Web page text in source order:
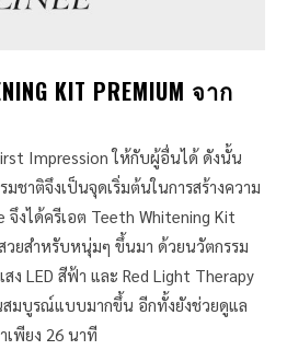
KIT PREMIUM จาก
Impression ให้กับผู้อื่นได้ ดังนั้น
ชาติจึงเป็นจุดเริ่มต้นในการสร้างความ
งได้ครีเอต Teeth Whitening Kit
วยสำหรับหนุ่มๆ ขึ้นมา ด้วยนวัตกรรม
ง LED สีฟ้า และ Red Light Therapy
มบูรณ์แบบมากขึ้น อีกทั้งยังช่วยดูแล
เพียง 26 นาที